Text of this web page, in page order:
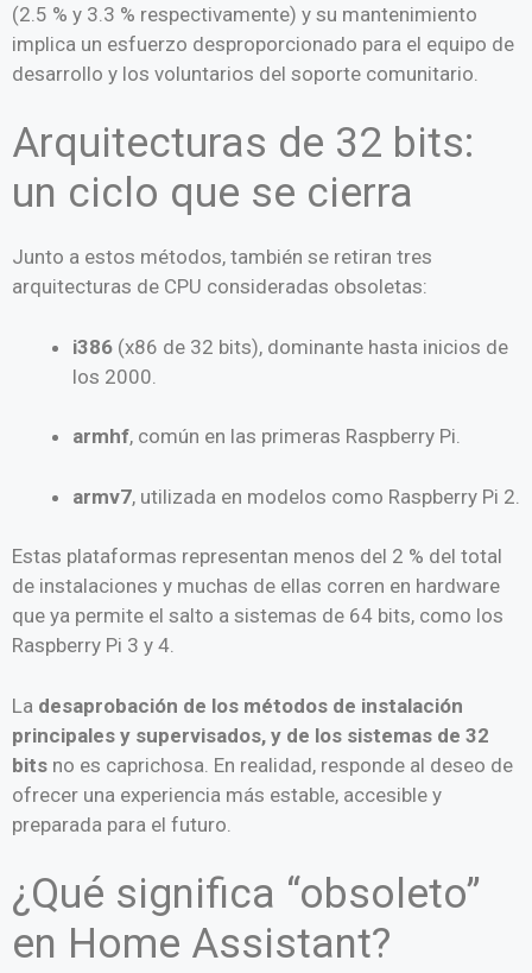
(2.5 % y 3.3 % respectivamente) y su mantenimiento
implica un esfuerzo desproporcionado para el equipo de
desarrollo y los voluntarios del soporte comunitario.
Arquitecturas de 32 bits:
un ciclo que se cierra
Junto a estos métodos, también se retiran tres
arquitecturas de CPU consideradas obsoletas:
i386 (x86 de 32 bits), dominante hasta inicios de
los 2000.
armhf, común en las primeras Raspberry Pi.
armv7, utilizada en modelos como Raspberry Pi 2.
Estas plataformas representan menos del 2 % del total
de instalaciones y muchas de ellas corren en hardware
que ya permite el salto a sistemas de 64 bits, como los
Raspberry Pi 3 y 4.
La desaprobación de los métodos de instalación
principales y supervisados, y de los sistemas de 32
bits no es caprichosa. En realidad, responde al deseo de
ofrecer una experiencia más estable, accesible y
preparada para el futuro.
¿Qué significa “obsoleto”
en Home Assistant?